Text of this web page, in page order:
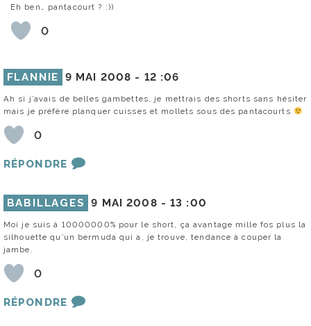
Eh ben… pantacourt ? :))
0
FLANNIE 9 MAI 2008 - 12 :06
Ah si j’avais de belles gambettes, je mettrais des shorts sans hésiter
mais je préfère planquer cuisses et mollets sous des pantacourts
0
RÉPONDRE
BABILLAGES 9 MAI 2008 -13 :00
Moi je suis à 10000000% pour le short, ça avantage mille fos plus la
silhouette qu’un bermuda qui a, je trouve, tendance à couper la
jambe.
0
RÉPONDRE